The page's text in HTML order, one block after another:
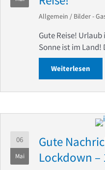
Allgemein / Bilder -
Gute Reise!
Sonne ist im Land!
Weiterlesen
06
Mai
Gute
Lockdown